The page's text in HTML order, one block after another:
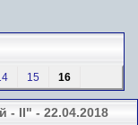
15 16
- II" - 22.04.2018